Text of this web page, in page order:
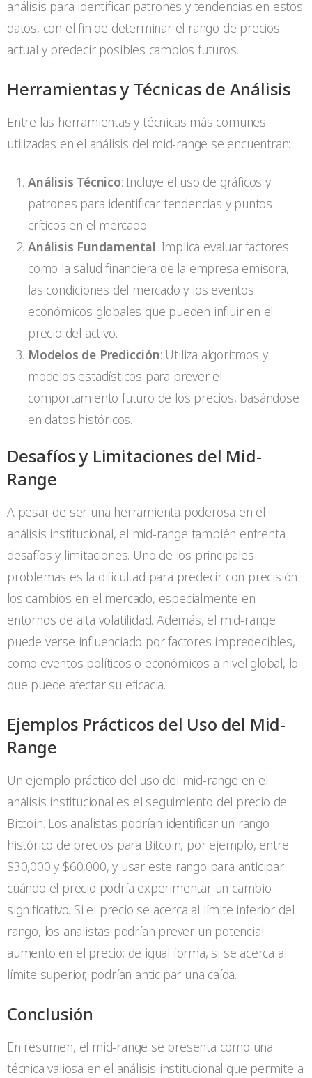
análisis para identificar patrones y tendencias en estos
datos, con el fin de determinar el rango de precios
actual y predecir posibles cambios futuros.
Herramientas y Técnicas de Análisis
Entre las herramientas y técnicas más comunes
utilizadas en el análisis del mid-range se encuentran:
Análisis Técnico: Incluye el uso de gráficos y
patrones para identificar tendencias y puntos
críticos en el mercado.
Análisis Fundamental: Implica evaluar factores
como la salud financiera de la empresa emisora,
las condiciones del mercado y los eventos
económicos globales que pueden influir en el
precio del activo.
Modelos de Predicción: Utiliza algoritmos y
modelos estadísticos para prever el
comportamiento futuro de los precios, basándose
en datos históricos.
Desafíos y Limitaciones del Mid-
Range
A pesar de ser una herramienta poderosa en el
análisis institucional, el mid-range también enfrenta
desafíos y limitaciones. Uno de los principales
problemas es la dificultad para predecir con precisión
los cambios en el mercado, especialmente en
entornos de alta volatilidad. Además, el mid-range
puede verse influenciado por factores impredecibles,
como eventos políticos o económicos a nivel global, lo
que puede afectar su eficacia.
Ejemplos Prácticos del Uso del Mid-
Range
Un ejemplo práctico del uso del mid-range en el
análisis institucional es el seguimiento del precio de
Bitcoin. Los analistas podrían identificar un rango
histórico de precios para Bitcoin, por ejemplo, entre
$30,000 y $60,000, y usar este rango para anticipar
cuándo el precio podría experimentar un cambio
significativo. Si el precio se acerca al límite inferior del
rango, los analistas podrían prever un potencial
aumento en el precio; de igual forma, si se acerca al
límite superior, podrían anticipar una caída.
Conclusión
En resumen, el mid-range se presenta como una
técnica valiosa en el análisis institucional que permite a